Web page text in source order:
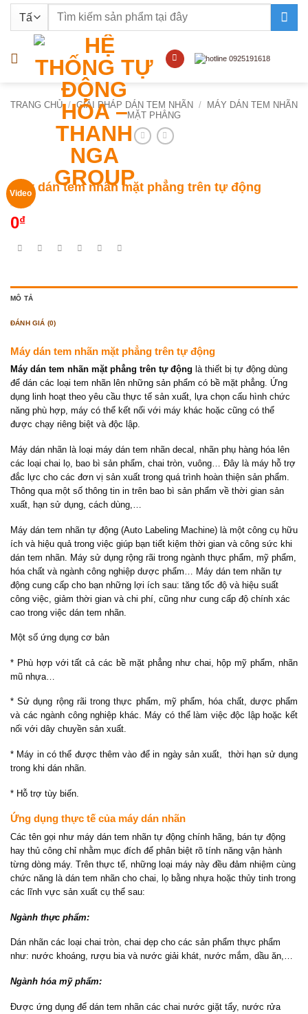
nội
Tìm
TRANG CHỦ / GIẢI PHÁP DÁN TEM NHÃN /
MÁY DÁN TEM NHÃN
MẶT PHẲNG
Video
Máy dán tem nhãn mặt phẳng trên tự động
0₫
MÔ TẢ
ĐÁNH GIÁ (0)
Máy dán tem nhãn mặt phẳng trên tự động
Máy dán tem nhãn mặt phẳng trên tự động là thiết bị tự động dùng
để dán các loại tem nhãn lên những sản phẩm có bề mặt phẳng. Ứng
dụng linh hoạt theo yêu cầu thực tế sản xuất, lựa chọn cấu hình chức
năng phù hợp, máy có thể kết nối với máy khác hoặc cũng có thể
được chạy riêng biệt và độc lập.
Máy dán nhãn là loại máy dán tem nhãn decal, nhãn phụ hàng hóa lên
các loại chai lọ, bao bì sản phẩm, chai tròn, vuông… Đây là máy hỗ trợ
đắc lực cho các đơn vị sản xuất trong quá trình hoàn thiện sản phẩm.
Thông qua một số thông tin in trên bao bì sản phẩm về thời gian sản
xuất, hạn sử dụng, cách dùng,…
Máy dán tem nhãn tự động (Auto Labeling Machine) là một công cụ hữu
ích và hiệu quả trong việc giúp bạn tiết kiệm thời gian và công sức khi
dán tem nhãn. Máy sử dụng rộng rãi trong ngành thực phẩm, mỹ phẩm,
hóa chất và ngành công nghiệp dược phẩm… Máy dán tem nhãn tự
động cung cấp cho bạn những lợi ích sau: tăng tốc độ và hiệu suất
công việc, giảm thời gian và chi phí, cũng như cung cấp độ chính xác
cao trong việc dán tem nhãn.
Một số ứng dụng cơ bản
* Phù hợp với tất cả các bề mặt phẳng như chai, hộp mỹ phẩm, nhãn
mũ nhựa…
* Sử dụng rộng rãi trong thực phẩm, mỹ phẩm, hóa chất, dược phẩm
và các ngành công nghiệp khác. Máy có thể làm việc độc lập hoặc kết
nối với dây chuyền sản xuất.
* Máy in có thể được thêm vào để in ngày sản xuất, thời hạn sử dụng
trong khi dán nhãn.
* Hỗ trợ tùy biến.
Ứng dụng thực tế của máy dán nhãn
Các tên gọi như máy dán tem nhãn tự động chính hãng, bán tự động
hay thủ công chỉ nhằm mục đích để phân biệt rõ tính năng vận hành
từng dòng máy. Trên thực tế, những loại máy này đều đảm nhiệm cùng
chức năng là dán tem nhãn cho chai, lọ bằng nhựa hoặc thủy tinh trong
các lĩnh vực sản xuất cụ thể sau:
Ngành thực phẩm:
Dán nhãn các loại chai tròn, chai dẹp cho các sản phẩm thực phẩm
như: nước khoáng, rượu bia và nước giải khát, nước mắm, dầu ăn,…
Ngành hóa mỹ phẩm:
Được ứng dụng để dán tem nhãn các chai nước giặt tẩy, nước rửa